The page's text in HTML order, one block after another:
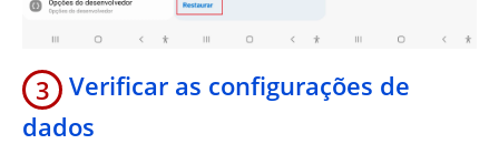
3 Verificar as configurações de
dados